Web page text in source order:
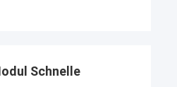
Schnelle